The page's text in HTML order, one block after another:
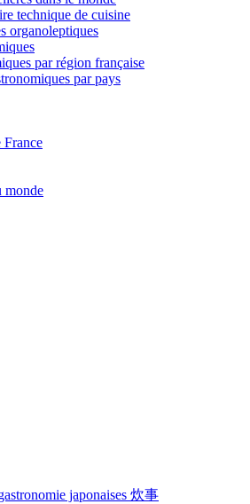
technique de cuisine
organoleptiques
par région française
par pays
France
monde
japonaises 炊事